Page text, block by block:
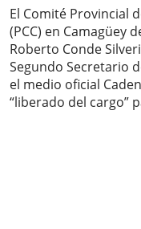
El Comité Provincial
(PCC) en Camagüey
Roberto Conde
Segundo Secretario
el medio oficial
“liberado del cargo”